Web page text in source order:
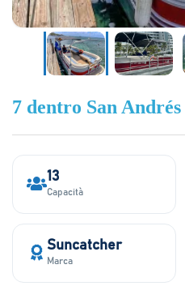
7 dentro San Andrés
13
Capacità
Suncatcher
Marca